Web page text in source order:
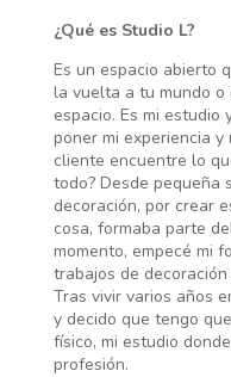
¿Qué es Studio L?
Es un espacio abierto
la vuelta a tu mundo
espacio. Es mi estudio
poner mi experiencia
cliente encuentre lo
todo? Desde pequeña
decoración, por crear
cosa, formaba parte
momento, empecé mi
trabajos de
Tras vivir varios años
y decido que tengo
físico, mi estudio
profesión.